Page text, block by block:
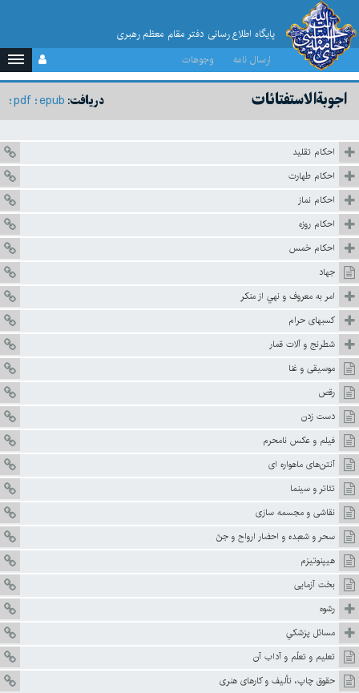
پایگاه اطلاع رسانی دفتر مقام معظم رهبری
ارسال نامه
وجوهات
دریافت: epub
pdf اجوبة‌الاستفتائات
احكام تقليد
احکام طهارت
احكام نماز
احكام روزه
احكام خمس
جهاد
امر به معروف و نهي از منكر
كسبهاى حرام
شطرنج و آلات قمار
موسيقى و غنا
رقص
دست زدن‏
فيلم و عکس نامحرم
آنتن‌هاى ماهواره ‏اى
تئاتر و سينما
نقاشى و مجسمه سازى
سحر و شعبده و احضار ارواح و جنّ
هيپنوتيزم
بخت آزمايى‏
رشوه
مسائل پزشكي
تعليم و تعلّم و آداب آن
حقوق چاپ، تأليف و كارهای هنری